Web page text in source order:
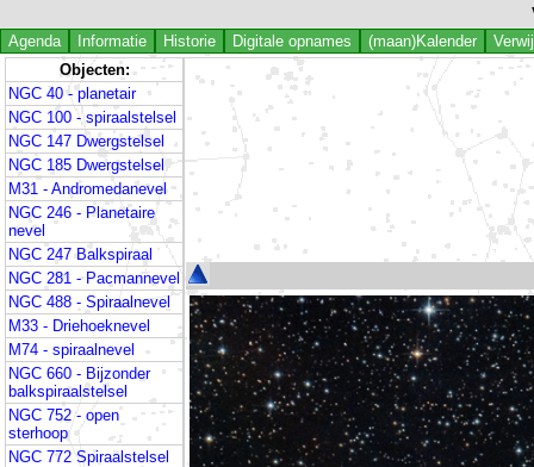
Agenda Informatie Historie Digitale opnames (maan)Kalender
Objecten:
NGC 40 - planetair
NGC 100 - spiraalstelsel
NGC 147 Dwergstelsel
NGC 185 Dwergstelsel
M31 - Andromedanevel
NGC 246 - Planetaire
nevel
NGC 247 Balkspiraal
NGC 281 - Pacmannevel
NGC 488 - Spiraalnevel
M33 - Driehoeknevel
M74 - spiraalnevel
NGC 660 - Bijzonder
balkspiraalstelsel
NGC 752 - open
sterhoop
NGC 772 Spiraalstelsel